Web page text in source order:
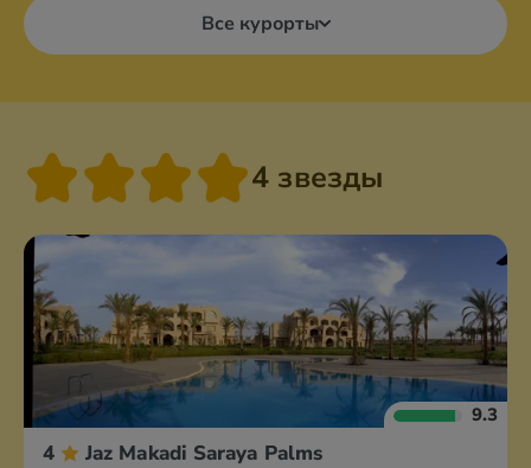
Все курорты
4 звезды
9.3
4 Jaz Makadi Saraya Palms